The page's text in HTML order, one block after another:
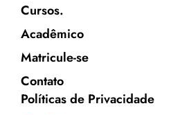
Cursos.
Acadêmico
Matricule-se
Contato
Políticas de Privacidade